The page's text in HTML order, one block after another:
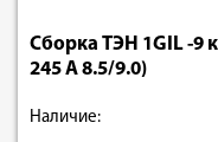
Сборка ТЭН 1GIL -9
245 А 8.5/9.0)
Наличие: